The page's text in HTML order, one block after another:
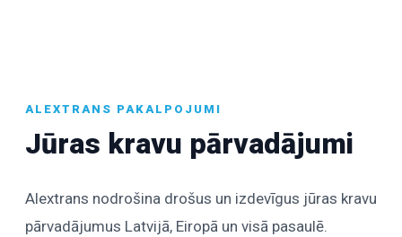
ALEXTRANS PAKALPOJUMI
Jūras kravu pārvadājumi
Alextrans nodrošina drošus un izdevīgus jūras kravu
pārvadājumus Latvijā, Eiropā un visā pasaulē.